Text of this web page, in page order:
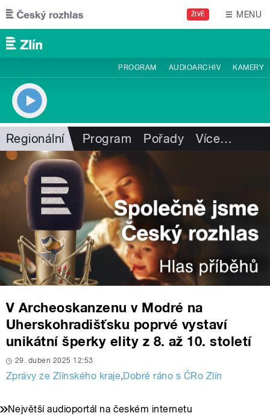
Přejít k hlavnímu obsahu
ŽIVĚ MENU
PROGRAM AUDIOARCHIV KAMERY
Regionální Program Pořady Více…
V Archeoskanzenu v Modré na
Uherskohradišťsku poprvé vystaví
unikátní šperky elity z 8. až 10. století
29. duben 2025 12:53
Zprávy ze Zlínského kraje,Dobré ráno s ČRo Zlín
Největší audioportál na českém internetu